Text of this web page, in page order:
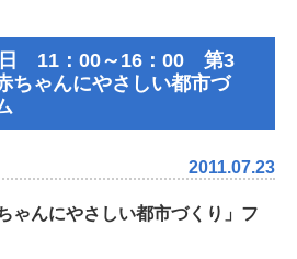
日 11：00～16：00 第3
ちゃんにやさしい都市づ
2011.07.23
ゃんにやさしい都市づくり」フ